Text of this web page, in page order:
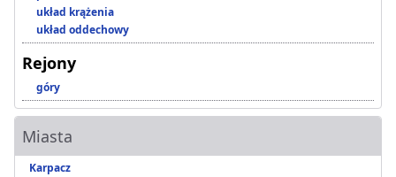
układ krążenia
układ oddechowy
Rejony
góry
Miasta
Karpacz